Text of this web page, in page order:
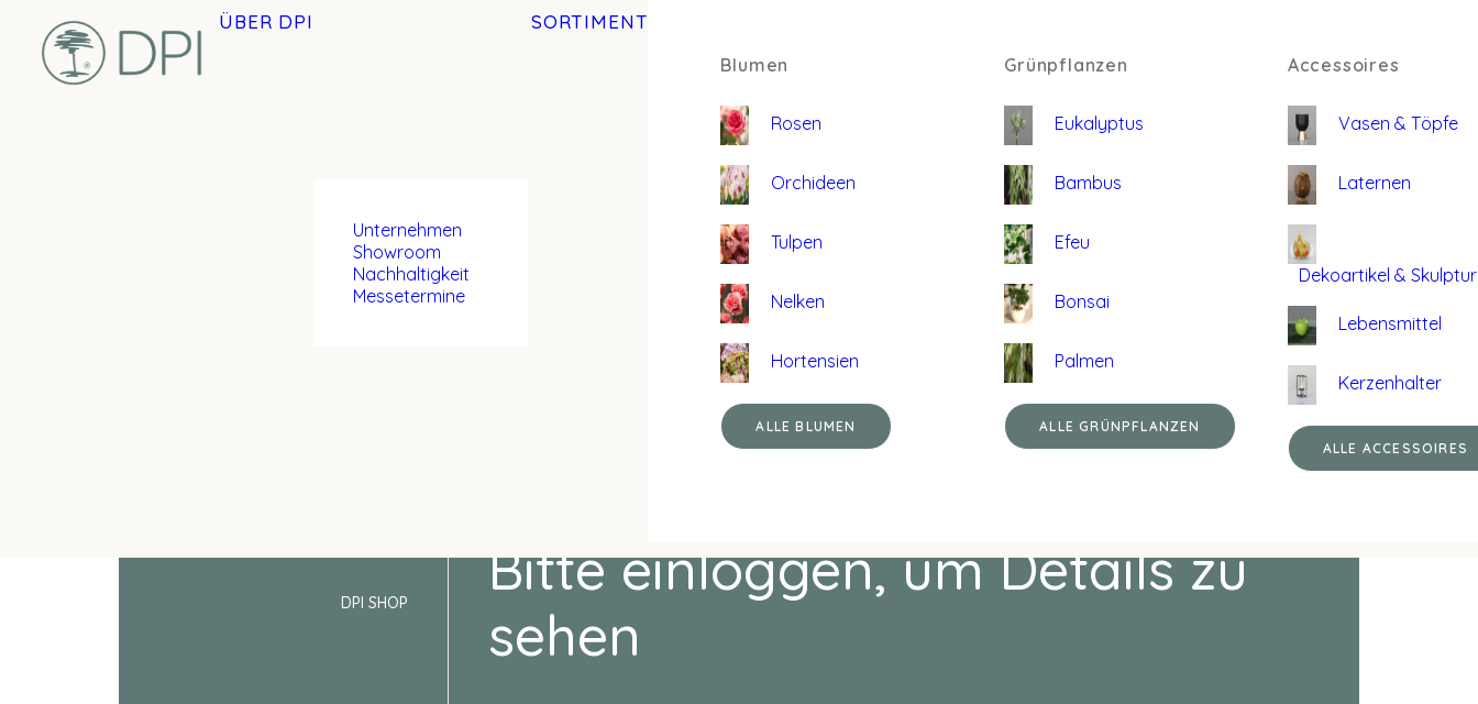
ÜBER DPI
Unternehmen
Showroom
Nachhaltigkeit
Messetermine
SORTIMENT
Blumen
Rosen
Orchideen
Tulpen
Nelken
Hortensien
ALLE BLUMEN
Grünpflanzen
Eukalyptus
Bambus
Efeu
Bonsai
Palmen
ALLE GRÜNPFLANZEN
Accessoires
Vasen & Töpfe
Laternen
Dekoartikel &
Lebensmittel
Kerzenhalter
ALLE ACCESSOIRES
DPI SHOP
Bitte einloggen, um Details zu
sehen